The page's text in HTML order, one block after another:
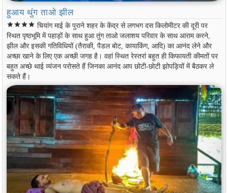
हुआय थुंग ताओ झील
starstarstarstar चियांग माई के पुराने शहर के केंद्र से लगभग दस किलोमीटर की दूरी पर
स्थित पृष्ठभूमि में पहाड़ों के साथ हुआ तुंग ताओ जलाशय परिवार के साथ आराम करने,
झील और इसकी गतिविधियों (तैराकी, पैडल बोट, कायाकिंग, आदि) का आनंद लेने और
अच्छा खाने के लिए एक अच्छी जगह है। वहां स्थित रेस्तरां बहुत ही किफायती कीमतों पर
बहुत अच्छे थाई व्यंजन परोसते हैं जिनका आनंद आप छोटी-छोटी झोपड़ियों में बैठकर ले
सकते हैं।